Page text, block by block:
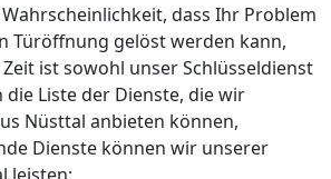
dass Ihr Problem
Türöffnung gelöst werden kann,
ist sowohl unser Schlüsseldienst
die Liste der Dienste, die wir
Nüsttal anbieten können,
Dienste können wir unserer